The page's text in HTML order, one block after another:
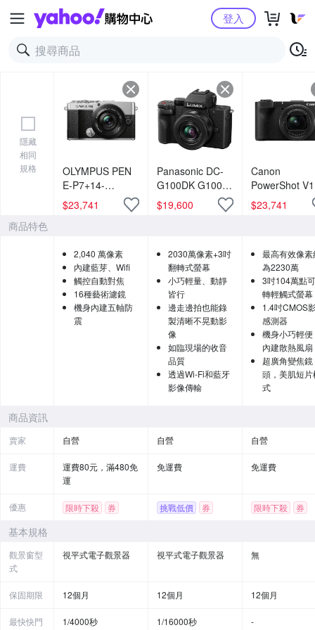
Yahoo購物中心登入
隱藏
相同
規格
OLYMPUS PEN
E-P7+14-
42mmF3.5-5.6
鏡頭組 (公司貨)
$23,741
Panasonic DC-
G100DK G100D
+ 12-32mm 變焦
鏡組 公司貨
$19,600
Canon
PowerShot
艦級Vlog 影
機 公司貨
$23,741
商品特色
2,040 萬像素
內建藍芽、Wifi
觸控自動對焦
16種藝術濾鏡
機身內建五軸防
震
2030萬像素+3吋
翻轉式螢幕
小巧輕量、動靜
皆行
邊走邊拍也能錄
製清晰不晃動影
像
如臨現場的收音
品質
透過Wi-Fi和藍牙
影像傳輸
最高有效像素
為2230萬
3吋104萬點
轉輕觸式螢幕
1.4吋CMOS
感測器
機身小巧輕便
內建散熱風扇
超廣角變焦鏡
頭，美肌短片
式
商品資訊
賣家 自營 自營 自營
運費
運費80元，滿480免
運
免運費 免運費
優惠 限時下殺 券 挑戰低價
券
限時下殺 券
基本規格
觀景窗型
式
視平式電子觀景器 視平式電子觀景器 無
保固期限 12個月 12個月 12個月
最快快門
1/4000秒 1/16000秒 -